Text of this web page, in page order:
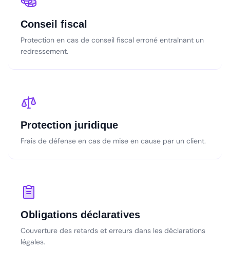
Conseil fiscal
Protection en cas de conseil fiscal erroné entraînant un
redressement.
Protection juridique
Frais de défense en cas de mise en cause par un client.
Obligations déclaratives
Couverture des retards et erreurs dans les déclarations
légales.